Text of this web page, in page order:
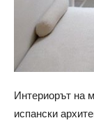
Интериорът на
испански